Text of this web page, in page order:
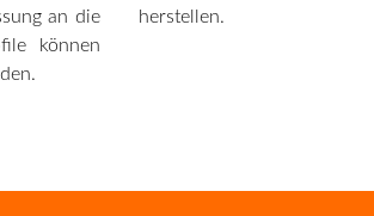
an die
können
herstellen.